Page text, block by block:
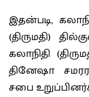
இதன்படி,
(திருமதி)
கலாநிதி
தினேஷா
சபை